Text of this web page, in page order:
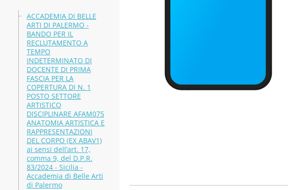
ACCADEMIA DI BELLE
ARTI DI PALERMO -
BANDO PER IL
RECLUTAMENTO A
TEMPO
INDETERMINATO DI
DOCENTE DI PRIMA
FASCIA PER LA
COPERTURA DI N. 1
POSTO SETTORE
ARTISTICO
DISCIPLINARE AFAM075
ANATOMIA ARTISTICA E
RAPPRESENTAZIONI
DEL CORPO (EX ABAV1)
ai sensi dell’art. 17,
comma 9, del D.P.R.
83/2024 - Sicilia -
Accademia di Belle Arti
di Palermo